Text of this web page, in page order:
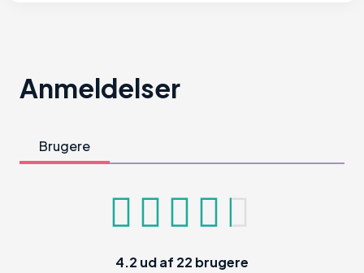
Anmeldelser
Brugere
4.2 ud af 22 brugere